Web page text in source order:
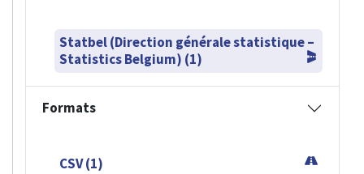
Statbel (Direction générale statistique –
Statistics Belgium) (1)
Formats
CSV (1)